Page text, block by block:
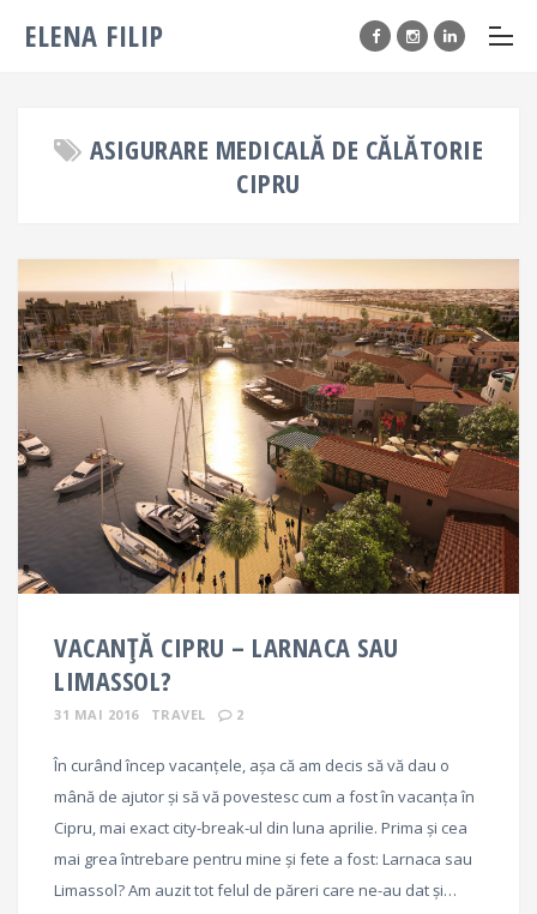
ELENA FILIP
ASIGURARE MEDICALĂ DE CĂLĂTORIE
CIPRU
VACANȚĂ CIPRU – LARNACA SAU
LIMASSOL?
31 MAI 2016 TRAVEL 2
În curând încep vacanțele, așa că am decis să vă dau o
mână de ajutor și să vă povestesc cum a fost în vacanța în
Cipru, mai exact city-break-ul din luna aprilie. Prima și cea
mai grea întrebare pentru mine și fete a fost: Larnaca sau
Limassol? Am auzit tot felul de păreri care ne-au dat și…